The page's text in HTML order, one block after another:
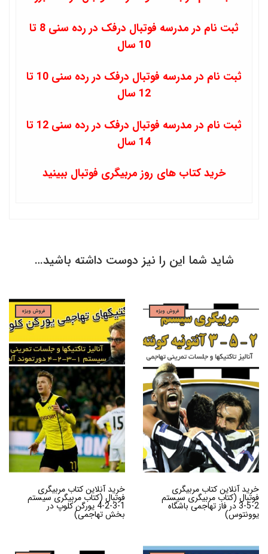
ثبت نام در مدرسه فوتبال درفک در رده سنی 8 تا
10 سال
ثبت نام در مدرسه فوتبال درفک در رده سنی 10 تا
12 سال
ثبت نام در مدرسه فوتبال درفک در رده سنی 12 تا
14 سال
خرید کتاب های روز مربیگری فوتبال ببینید
شاید شما این را نیز دوست داشته باشید…
فروش ویژه
خرید آنلاین کتاب مربیگری
فوتبال (کتاب مربیگری سیستم
2-5-3 در فاز تهاجمی باشگاه
یوونتوس)
فروش ویژه
خرید آنلاین کتاب مربیگری
فوتبال (کتاب مربیگری سیستم
1-3-2-4 یورگن کلوپ در
بخش تهاجمی)